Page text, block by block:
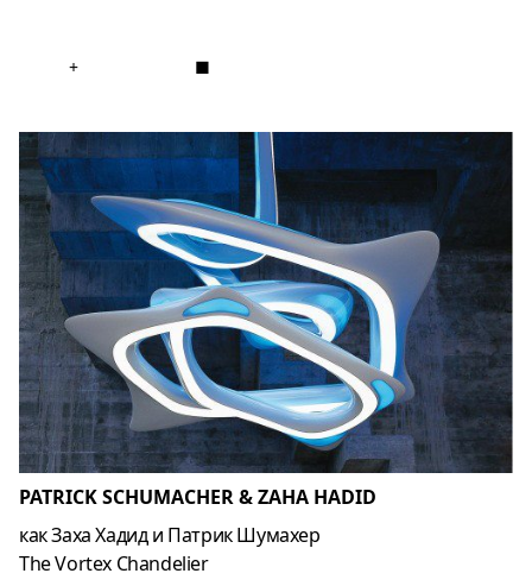
+ ■
PATRICK SCHUMACHER & ZAHA HADID
как Заха Хадид и Патрик Шумахер
The Vortex Chandelier